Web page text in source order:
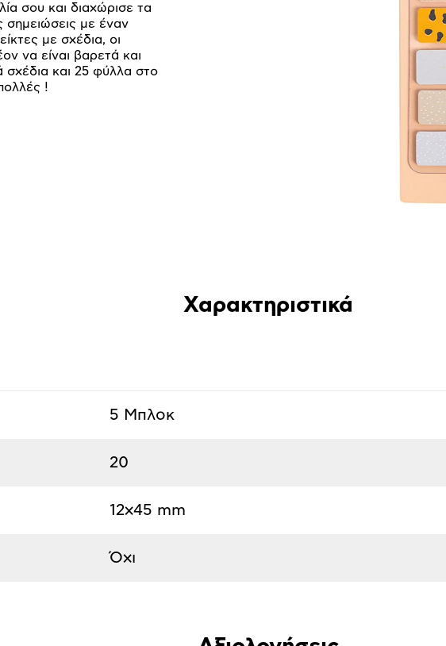
σου και διαχώρισε τα
σημειώσεις με έναν
με σχέδια, οι
να είναι βαρετά και
και 25 φύλλα στο
!
Χαρακτηριστικά
5 Μπλοκ
20
12x45 mm
Όχι